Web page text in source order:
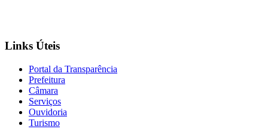
Links Úteis
Portal da Transparência
Prefeitura
Câmara
Serviços
Ouvidoria
Turismo